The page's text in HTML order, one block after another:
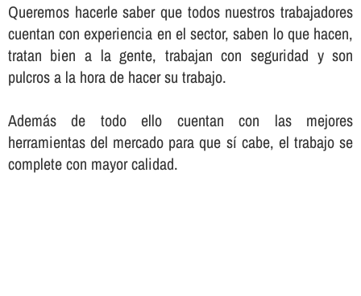
Queremos hacerle saber que todos nuestros trabajadores
cuentan con experiencia en el sector, saben lo que hacen,
tratan bien a la gente, trabajan con seguridad y son
pulcros a la hora de hacer su trabajo.
Además de todo ello cuentan con las mejores
herramientas del mercado para que sí­ cabe, el trabajo se
complete con mayor calidad.